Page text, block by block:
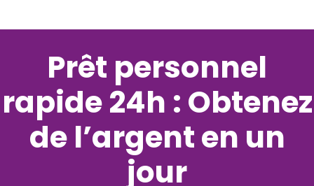
Prêt personnel
rapide 24h : Obtenez
de l’argent en un
jour